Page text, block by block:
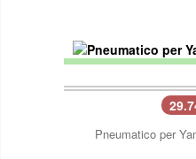
Pneumatico per